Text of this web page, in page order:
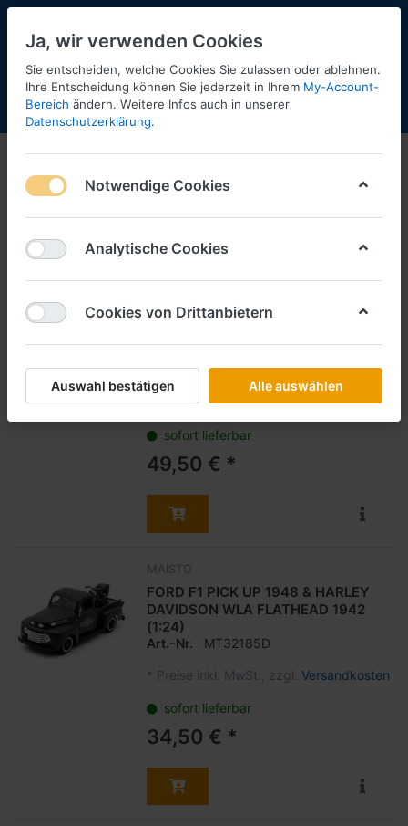
Menü Anmelden Shopaktualisierung
Maisto
1-11 von 11
Filtern Sortieren
MAISTO
Art.-Nr. MT36813
* Preise inkl. MwSt., zzgl.Versandkosten
sofort lieferbar
49,50 € *
MAISTO
FORD F1 PICK UP 1948 & HARLEY
DAVIDSON WLA FLATHEAD 1942
(1:24)
Art.-Nr. MT32185D
* Preise inkl. MwSt., zzgl. Versandkosten
sofort lieferbar
34,50 € *
Ja, wir verwenden Cookies
Sie entscheiden, welche Cookies Sie zulassen oder ablehnen.
Ihre Entscheidung können Sie jederzeit in Ihrem My-Account-
Bereich ändern. Weitere Infos auch in unserer
Datenschutzerklärung.
Notwendige Cookies
Analytische Cookies
Cookies von Drittanbietern
Auswahl bestätigen Alle auswählen